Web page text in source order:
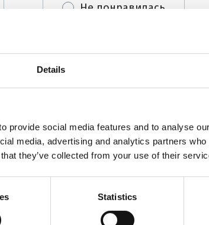
Details
provide social media features and to analyse
media, advertising and analytics partners
they’ve collected from your use of their
Statistics
Не понравилась